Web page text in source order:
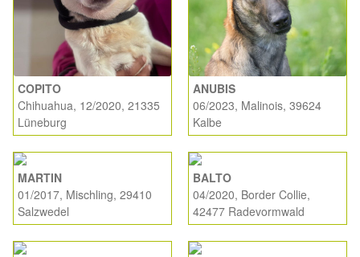
COPITO
Chihuahua, 12/2020, 21335
Lüneburg
ANUBIS
06/2023, Malinois, 39624
Kalbe
MARTIN
01/2017, Mischling, 29410
Salzwedel
BALTO
04/2020, Border Collie,
42477 Radevormwald